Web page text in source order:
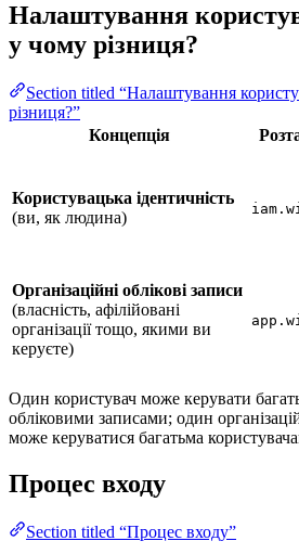
Налаштування
у чому різниця?
Section titled “Налаштування
різниця?”
Концепція
Користувацька ідентичність
(ви, як людина)
Організаційні облікові записи
(власність, афілійовані
організації тощо, якими ви
керуєте)
Один користувач може керувати
обліковими записами; один
може керуватися багатьма
Процес входу
Section titled “Процес входу”